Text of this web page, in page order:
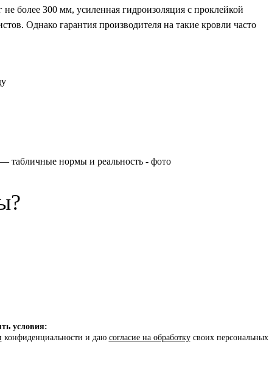
более 300 мм, усиленная гидроизоляция с проклейкой
Однако гарантия производителя на такие кровли часто
условия:
конфиденциальности и даю согласие на обработкусвоих персональных